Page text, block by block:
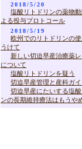
2018/5/20
塩酸リトドリンの薬物
よる投与プロトコール
2018/5/19
欧州でのリトドリンの
うけて
新しい切迫早産治療薬
について
塩酸リトドリンを疑う
切迫早産管理と産科ガ
切迫早産にたいする塩酸
ンの長期維持療法はもうや